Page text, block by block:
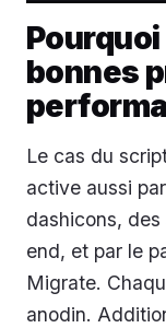
bonnes
Le cas du
active aussi
dashicons,
end, et par le
Migrate.
anodin.